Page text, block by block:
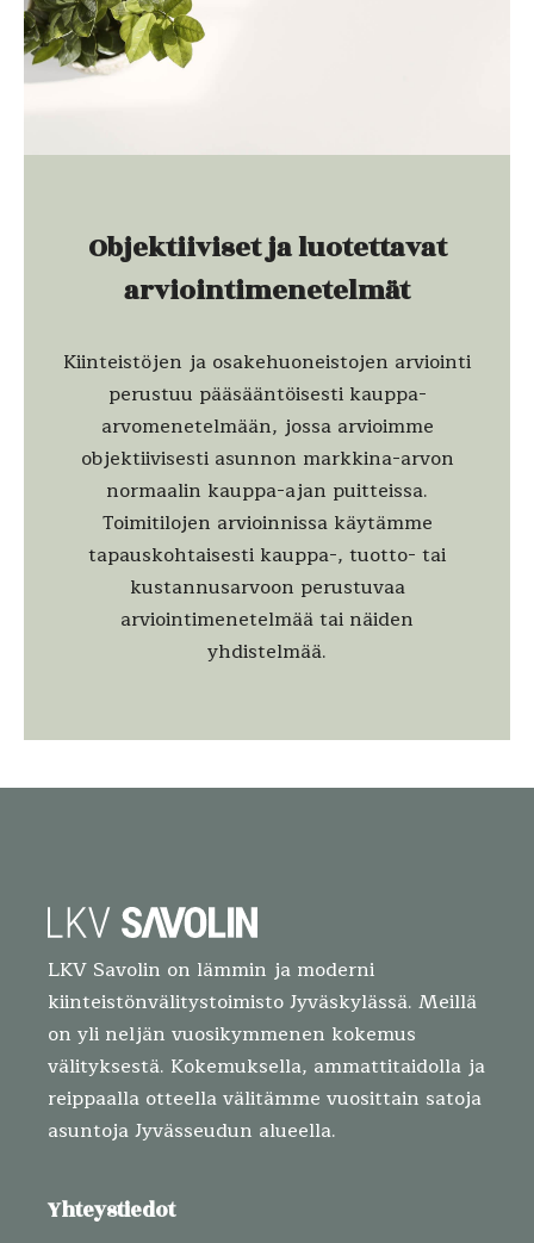
Objektiiviset ja luotettavat
arviointimenetelmät
Kiinteistöjen ja osakehuoneistojen arviointi
perustuu pääsääntöisesti kauppa-
arvomenetelmään, jossa arvioimme
objektiivisesti asunnon markkina-arvon
normaalin kauppa-ajan puitteissa.
Toimitilojen arvioinnissa käytämme
tapauskohtaisesti kauppa-, tuotto- tai
kustannusarvoon perustuvaa
arviointimenetelmää tai näiden
yhdistelmää.
LKV Savolin on lämmin ja moderni
kiinteistönvälitystoimisto Jyväskylässä. Meillä
on yli neljän vuosikymmenen kokemus
välityksestä. Kokemuksella, ammattitaidolla ja
reippaalla otteella välitämme vuosittain satoja
asuntoja Jyvässeudun alueella.
Yhteystiedot